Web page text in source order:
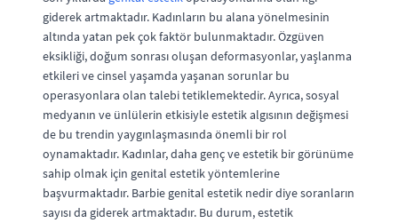
giderek artmaktadır. Kadınların bu alana yönelmesinin
altında yatan pek çok faktör bulunmaktadır. Özgüven
eksikliği, doğum sonrası oluşan deformasyonlar, yaşlanma
etkileri ve cinsel yaşamda yaşanan sorunlar bu
operasyonlara olan talebi tetiklemektedir. Ayrıca, sosyal
medyanın ve ünlülerin etkisiyle estetik algısının değişmesi
de bu trendin yaygınlaşmasında önemli bir rol
oynamaktadır. Kadınlar, daha genç ve estetik bir görünüme
sahip olmak için genital estetik yöntemlerine
başvurmaktadır. Barbie genital estetik nedir diye soranların
sayısı da giderek artmaktadır. Bu durum, estetik